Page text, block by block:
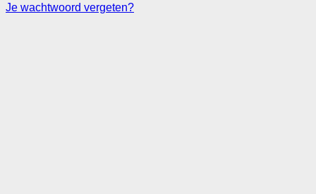
Je wachtwoord vergeten?